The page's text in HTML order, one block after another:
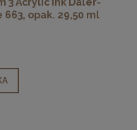
3 Acrylic Ink Daler-
opak. 29,50 ml